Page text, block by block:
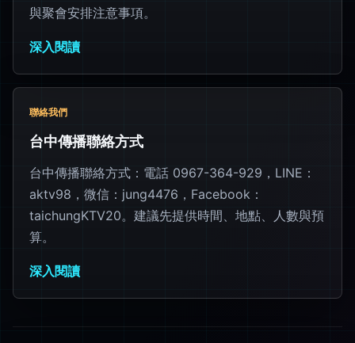
與聚會安排注意事項。
深入閱讀
聯絡我們
台中傳播聯絡方式
台中傳播聯絡方式：電話 0967-364-929，LINE：
aktv98，微信：jung4476，Facebook：
taichungKTV20。建議先提供時間、地點、人數與預
算。
深入閱讀